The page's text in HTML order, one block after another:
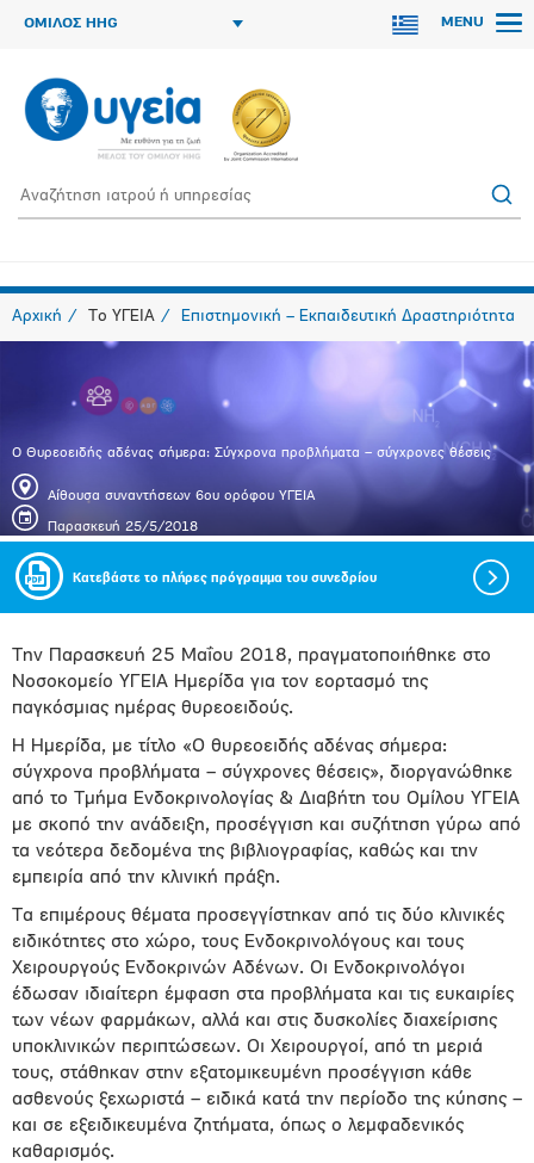
ΟΜΙΛΟΣ HHG MENU
Αρχική Το ΥΓΕΙΑ Επιστημονική – Εκπαιδευτική Δραστηριότητα
O Θυρεοειδής αδένας σήμερα: Σύγχρονα προβλήματα – σύγχρονες θέσεις
Αίθουσα συναντήσεων 6ου ορόφου ΥΓΕΙΑ
Παρασκευή 25/5/2018
Κατεβάστε το πλήρες πρόγραμμα του συνεδρίου
Την Παρασκευή 25 Μαΐου 2018, πραγματοποιήθηκε στο
Νοσοκομείο ΥΓΕΙΑ Ημερίδα για τον εορτασμό της
παγκόσμιας ημέρας θυρεοειδούς.
Η Ημερίδα, με τίτλο «Ο θυρεοειδής αδένας σήμερα:
σύγχρονα προβλήματα – σύγχρονες θέσεις», διοργανώθηκε
από το Τμήμα Ενδοκρινολογίας & Διαβήτη του Ομίλου ΥΓΕΙΑ
με σκοπό την ανάδειξη, προσέγγιση και συζήτηση γύρω από
τα νεότερα δεδομένα της βιβλιογραφίας, καθώς και την
εμπειρία από την κλινική πράξη.
Τα επιμέρους θέματα προσεγγίστηκαν από τις δύο κλινικές
ειδικότητες στο χώρο, τους Ενδοκρινολόγους και τους
Χειρουργούς Ενδοκρινών Αδένων. Οι Ενδοκρινολόγοι
έδωσαν ιδιαίτερη έμφαση στα προβλήματα και τις ευκαιρίες
των νέων φαρμάκων, αλλά και στις δυσκολίες διαχείρισης
υποκλινικών περιπτώσεων. Οι Χειρουργοί, από τη μεριά
τους, στάθηκαν στην εξατομικευμένη προσέγγιση κάθε
ασθενούς ξεχωριστά – ειδικά κατά την περίοδο της κύησης –
και σε εξειδικευμένα ζητήματα, όπως ο λεμφαδενικός
καθαρισμός.